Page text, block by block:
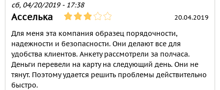
сб, 04/20/2019 - 17:38
Асселька 20.04.2019
Для меня эта компания образец порядочности,
надежности и безопасности. Они делают все для
удобства клиентов. Анкету рассмотрели за полчаса.
Деньги перевели на карту на следующий день. Они не
тянут. Поэтому удается решить проблемы действительно
быстро.